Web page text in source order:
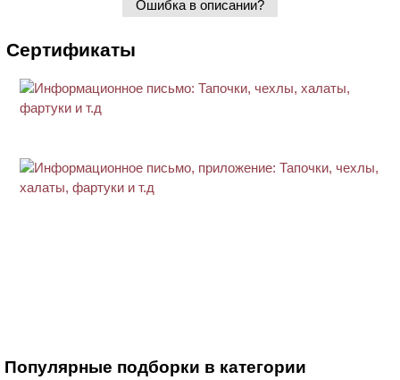
Ошибка в описании?
Сертификаты
Популярные подборки в категории